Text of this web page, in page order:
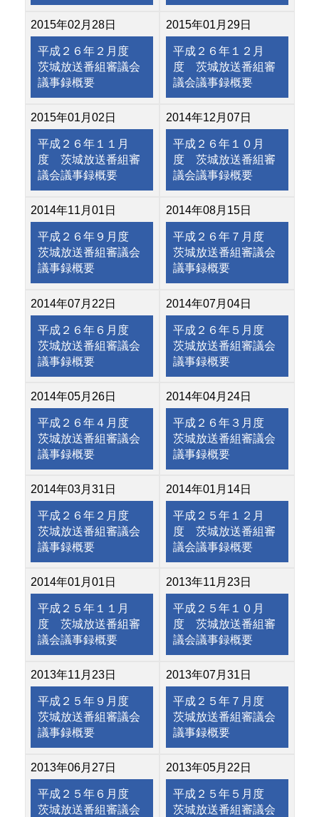
2015年02月28日
平成２６年２月度
茨城放送番組審議会
議事録概要
2015年01月29日
平成２６年１２月
度 茨城放送番組審
議会議事録概要
2015年01月02日
平成２６年１１月
度 茨城放送番組審
議会議事録概要
2014年12月07日
平成２６年１０月
度 茨城放送番組審
議会議事録概要
2014年11月01日
平成２６年９月度
茨城放送番組審議会
議事録概要
2014年08月15日
平成２６年７月度
茨城放送番組審議会
議事録概要
2014年07月22日
平成２６年６月度
茨城放送番組審議会
議事録概要
2014年07月04日
平成２６年５月度
茨城放送番組審議会
議事録概要
2014年05月26日
平成２６年４月度
茨城放送番組審議会
議事録概要
2014年04月24日
平成２６年３月度
茨城放送番組審議会
議事録概要
2014年03月31日
平成２６年２月度
茨城放送番組審議会
議事録概要
2014年01月14日
平成２５年１２月
度 茨城放送番組審
議会議事録概要
2014年01月01日
平成２５年１１月
度 茨城放送番組審
議会議事録概要
2013年11月23日
平成２５年１０月
度 茨城放送番組審
議会議事録概要
2013年11月23日
平成２５年９月度
茨城放送番組審議会
議事録概要
2013年07月31日
平成２５年７月度
茨城放送番組審議会
議事録概要
2013年06月27日
平成２５年６月度
茨城放送番組審議会
2013年05月22日
平成２５年５月度
茨城放送番組審議会